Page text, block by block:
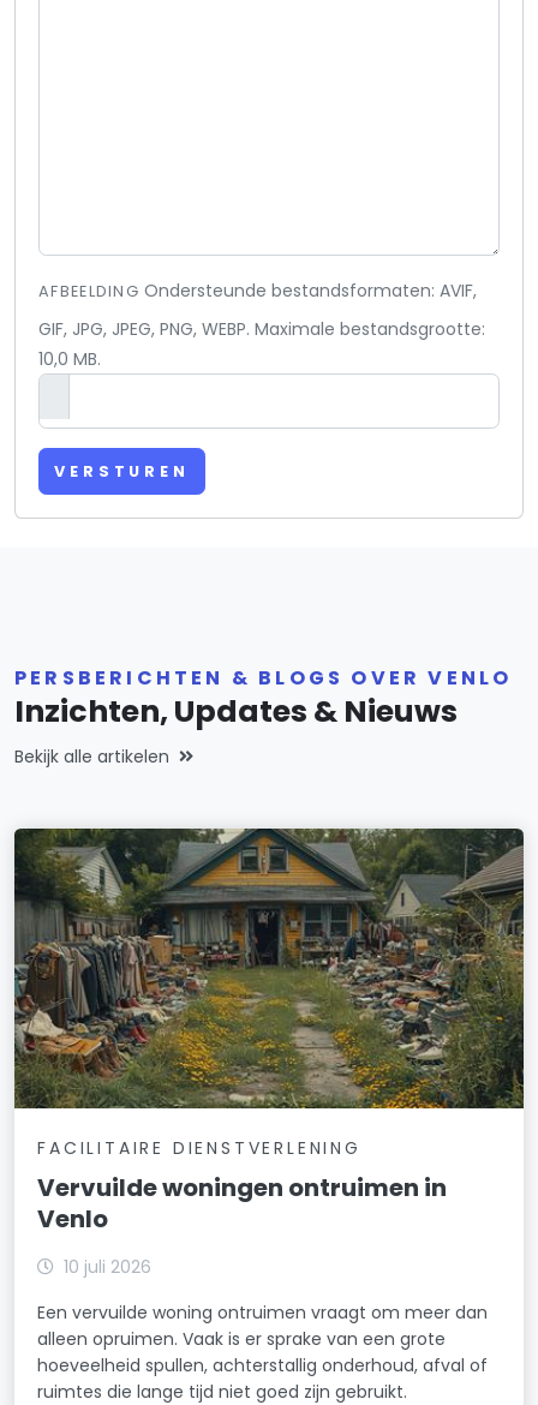
AFBEELDING Ondersteunde bestandsformaten: AVIF,
GIF, JPG, JPEG, PNG, WEBP. Maximale bestandsgrootte:
10,0 MB.
VERSTUREN
PERSBERICHTEN & BLOGS OVER VENLO
Inzichten, Updates & Nieuws
Bekijk alle artikelen
FACILITAIRE DIENSTVERLENING
Vervuilde woningen ontruimen in
Venlo
10 juli 2026
Een vervuilde woning ontruimen vraagt om meer dan
alleen opruimen. Vaak is er sprake van een grote
hoeveelheid spullen, achterstallig onderhoud, afval of
ruimtes die lange tijd niet goed zijn gebruikt.